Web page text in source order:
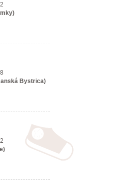
Bystrica)